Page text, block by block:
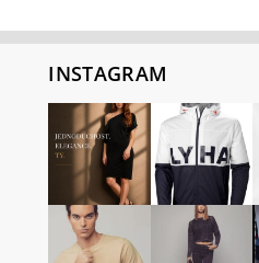
INSTAGRAM